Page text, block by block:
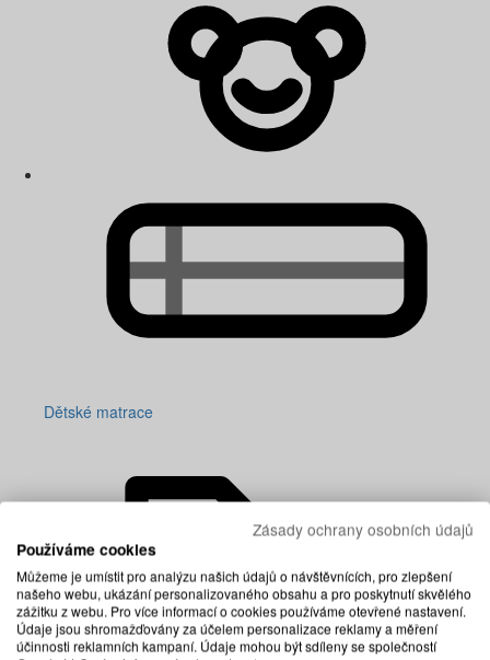
Dětské matrace
Zásady ochrany osobních údajů
Používáme cookies
Můžeme je umístit pro analýzu našich údajů o návštěvnících, pro zlepšení
našeho webu, ukázání personalizovaného obsahu a pro poskytnutí skvělého
zážitku z webu. Pro více informací o cookies používáme otevřené nastavení.
Údaje jsou shromažďovány za účelem personalizace reklamy a měření
účinnosti reklamních kampaní. Údaje mohou být sdíleny se společností